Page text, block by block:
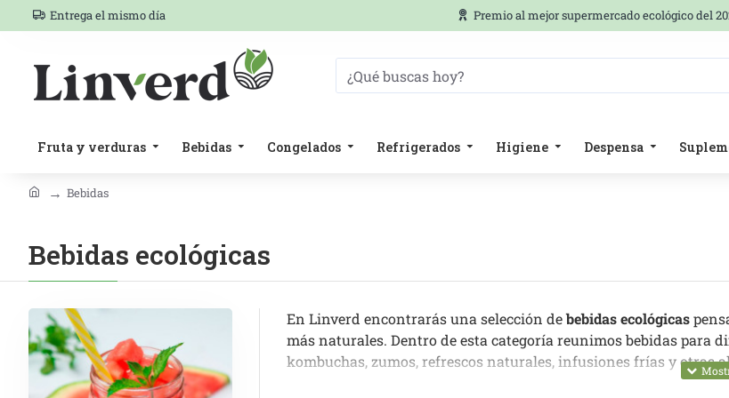
Entrega el mismo día Premio al mejor supermercado ecológico del
Fruta y verduras Bebidas Congelados Refrigerados Higiene Despensa
Bebidas
Bebidas ecológicas
En Linverd encontrarás una selección debebidas ecológicas
más naturales. Dentro de esta categoría reunimos bebidas para
kombuchas, zumos, refrescos naturales, infusiones frías y otras